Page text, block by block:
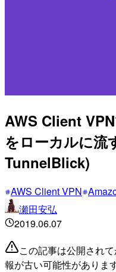
AWS Client
をローカルに流
TunnelBlick)
AWS Client VPN
瀬田安弘
2019.06.07
この記事は公開され
報が古い可能性がありま